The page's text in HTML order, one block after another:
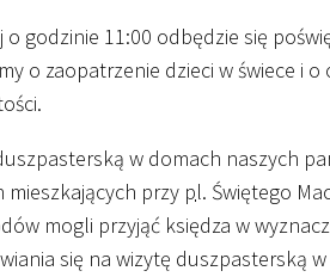
o godzinie 11:00 odbędzie się
o zaopatrzenie dzieci w świece i o
w domach naszych
mieszkających przy pl. Świętego
mogli przyjąć księdza w
się na wizytę duszpasterską